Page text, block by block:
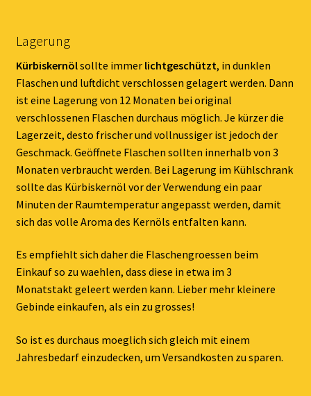
Lagerung
Kürbiskernölsollte immer lichtgeschützt, in dunklen
Flaschen und luftdicht verschlossen gelagert werden. Dann
ist eine Lagerung von 12 Monaten bei original
verschlossenen Flaschen durchaus möglich. Je kürzer die
Lagerzeit, desto frischer und vollnussiger ist jedoch der
Geschmack. Geöffnete Flaschen sollten innerhalb von 3
Monaten verbraucht werden. Bei Lagerung im Kühlschrank
sollte das Kürbiskernöl vor der Verwendung ein paar
Minuten der Raumtemperatur angepasst werden, damit
sich das volle Aroma des Kernöls entfalten kann.
Es empfiehlt sich daher die Flaschengroessen beim
Einkauf so zu waehlen, dass diese in etwa im 3
Monatstakt geleert werden kann. Lieber mehr kleinere
Gebinde einkaufen, als ein zu grosses!
So ist es durchaus moeglich sich gleich mit einem
Jahresbedarf einzudecken, um Versandkosten zu sparen.